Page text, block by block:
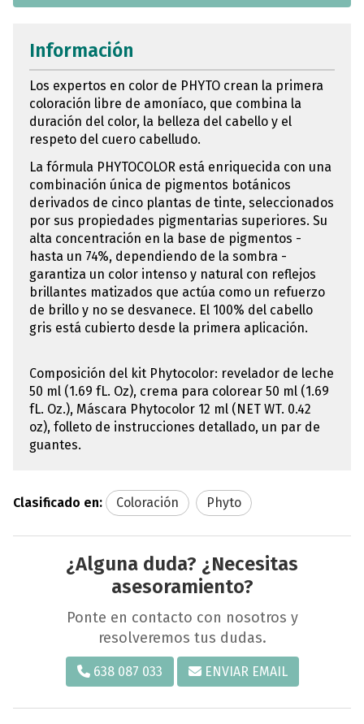
Información
Los expertos en color de PHYTO crean la primera
coloración libre de amoníaco, que combina la
duración del color, la belleza del cabello y el
respeto del cuero cabelludo.
La fórmula PHYTOCOLOR está enriquecida con una
combinación única de pigmentos botánicos
derivados de cinco plantas de tinte, seleccionados
por sus propiedades pigmentarias superiores. Su
alta concentración en la base de pigmentos -
hasta un 74%, dependiendo de la sombra -
garantiza un color intenso y natural con reflejos
brillantes matizados que actúa como un refuerzo
de brillo y no se desvanece. El 100% del cabello
gris está cubierto desde la primera aplicación.
Composición del kit Phytocolor: revelador de leche
50 ml (1.69 fL. Oz), crema para colorear 50 ml (1.69
fL. Oz.), Máscara Phytocolor 12 ml (NET WT. 0.42
oz), folleto de instrucciones detallado, un par de
guantes.
Clasificado en: Coloración Phyto
¿Alguna duda? ¿Necesitas
asesoramiento?
Ponte en contacto con nosotros y
resolveremos tus dudas.
638 087 033 ENVIAR EMAIL